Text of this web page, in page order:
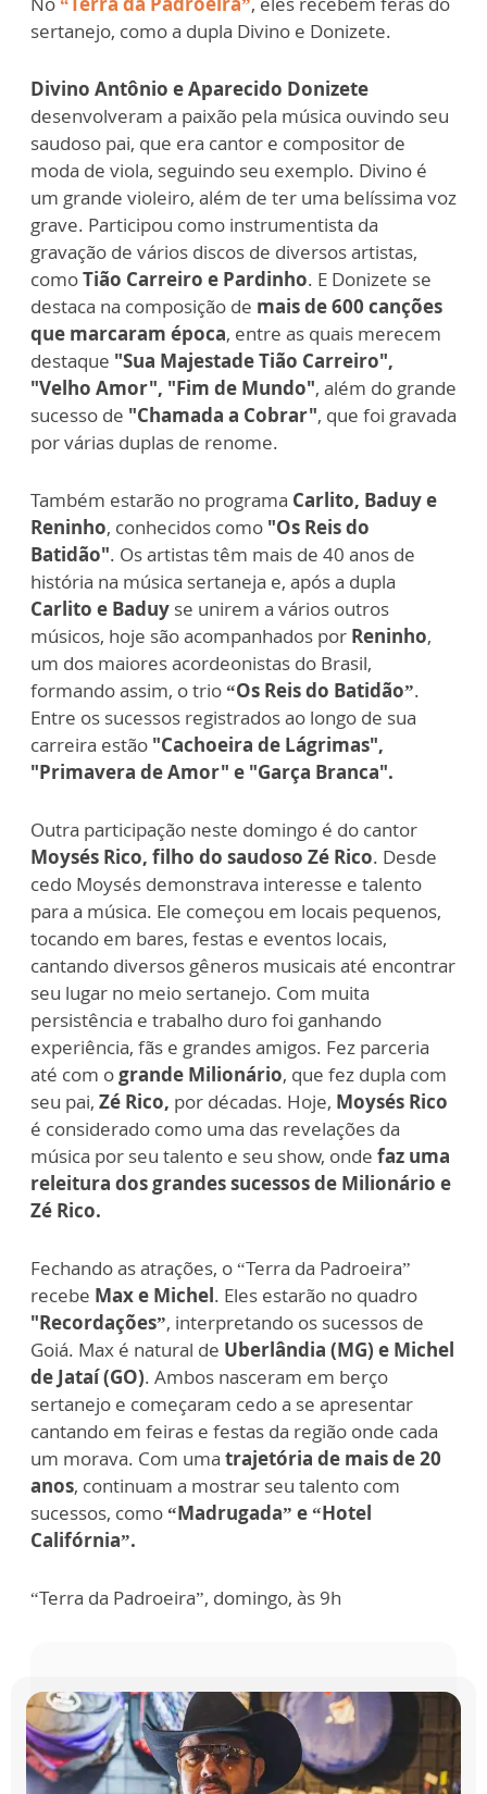
sertanejo, como a dupla Divino e Donizete.
Divino Antônio e Aparecido Donizete
desenvolveram a paixão pela música ouvindo seu
saudoso pai, que era cantor e compositor de
moda de viola, seguindo seu exemplo. Divino é
um grande violeiro, além de ter uma belíssima voz
grave. Participou como instrumentista da
gravação de vários discos de diversos artistas,
comoTião Carreiro e Pardinho. E Donizete se
destaca na composição de mais de 600 canções
que marcaram época, entre as quais merecem
destaque "Sua Majestade Tião Carreiro",
"Velho Amor", "Fim de Mundo", além do grande
sucesso de "Chamada a Cobrar", que foi gravada
por várias duplas de renome.
Também estarão no programa Carlito, Baduy e
Reninho, conhecidos como "Os Reis do
Batidão". Os artistas têm mais de 40 anos de
história na música sertaneja e, após a dupla
Carlito e Baduy se unirem a vários outros
músicos, hoje são acompanhados por Reninho,
um dos maiores acordeonistas do Brasil,
formando assim, o trio“Os Reis do Batidão”.
Entre os sucessos registrados ao longo de sua
carreira estão "Cachoeira de Lágrimas",
"Primavera de Amor" e "Garça Branca".
Outra participação neste domingo é do cantor
Moysés Rico, filho do saudoso Zé Rico. Desde
cedo Moysés demonstrava interesse e talento
para a música. Ele começou em locais pequenos,
tocando em bares, festas e eventos locais,
cantando diversos gêneros musicais até encontrar
seu lugar no meio sertanejo. Com muita
persistência e trabalho duro foi ganhando
experiência, fãs e grandes amigos. Fez parceria
até com ogrande Milionário, que fez dupla com
seu pai, Zé Rico, por décadas. Hoje, Moysés Rico
é considerado como uma das revelações da
música por seu talento e seu show, onde faz uma
releitura dos grandes sucessos de Milionário e
Zé Rico.
Fechando as atrações, o “Terra da Padroeira”
recebe Max e Michel. Eles estarão no quadro
"Recordações”, interpretando os sucessos de
Goiá. Max é natural de Uberlândia (MG) e Michel
de Jataí (GO). Ambos nasceram em berço
sertanejo e começaram cedo a se apresentar
cantando em feiras e festas da região onde cada
um morava. Com uma trajetória de mais de 20
anos, continuam a mostrar seu talento com
sucessos, como“Madrugada” e “Hotel
Califórnia”.
“Terra da Padroeira”, domingo, às 9h